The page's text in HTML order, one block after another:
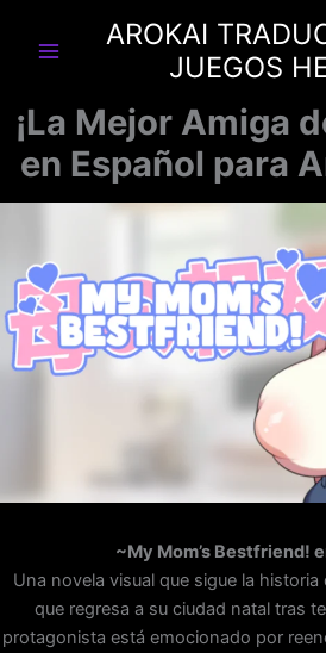
AROKAI
JUEGOS
¡La Mejor Amiga
en Español para
~My Mom’s Bestfriend!
Una novela visual que sigue la
que regresa a su ciudad natal tras
protagonista está emocionado por